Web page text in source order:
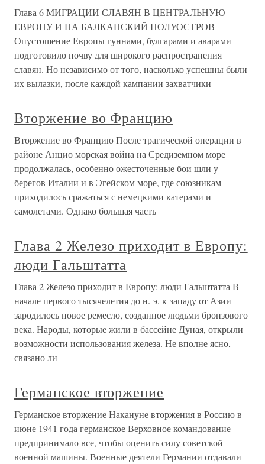
Глава 6 МИГРАЦИИ СЛАВЯН В ЦЕНТРАЛЬНУЮ
ЕВРОПУ И НА БАЛКАНСКИЙ ПОЛУОСТРОВ
Опустошение Европы гуннами, булгарами и аварами
подготовило почву для широкого распространения
славян. Но независимо от того, насколько успешны были
их вылазки, после каждой кампании захватчики
Вторжение во Францию
Вторжение во Францию После трагической операции в
районе Анцио морская война на Средиземном море
продолжалась, особенно ожесточенные бои шли у
берегов Италии и в Эгейском море, где союзникам
приходилось сражаться с немецкими катерами и
самолетами. Однако большая часть
Глава 2 Железо приходит в Европу:
люди Гальштатта
Глава 2 Железо приходит в Европу: люди Гальштатта В
начале первого тысячелетия до н. э. к западу от Азии
зародилось новое ремесло, созданное людьми бронзового
века. Народы, которые жили в бассейне Дуная, открыли
возможности использования железа. Не вполне ясно,
связано ли
Германское вторжение
Германское вторжение Накануне вторжения в Россию в
июне 1941 года германское Верховное командование
предпринимало все, чтобы оценить силу советской
военной машины. Военные деятели Германии отдавали